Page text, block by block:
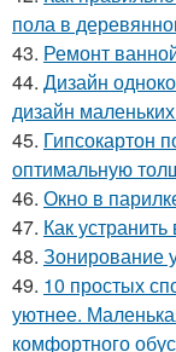
пола в
43. Ремонт
44. Дизайн
дизайн
45. Гипсокартон
оптимальную
46. Окно в
47. Как
48. Зонирование
49. 10 простых
уютнее.
комфортного